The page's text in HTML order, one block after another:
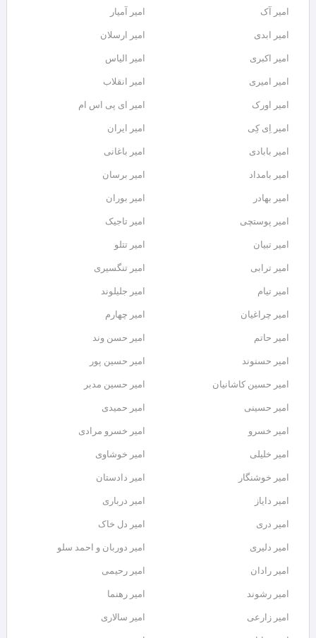
امیر آک امیر آمیار
امیر ابدی امیر ارسلان
امیر اکبری امیر الیاس
امیر امیری امیر انقلاب
امیر اورک امیر ای پی اس ام
امیر اِی کِی امیر ایران
امیر بابادی امیر باغانی
امیر بامداد امیر برسان
امیر بهادر امیر بوران
امیر پوستچی امیر تاجیک
امیر تبیان امیر تتلو
امیر ترابی امیر تنگسیری
امیر تیام امیر جلیلوند
امیر چراغیان امیر چهارم
امیر حاتم امیر حسن وند
امیر حسنوند امیر حسین پور
امیر حسین کاشانیان امیر حسین مدبر
امیر حسینی امیر حمیدی
امیر خسرو امیر خسرو مرادی
امیر خلیلی امیر خوشاوی
امیر خوشنگار امیر دادستان
امیر دایاز امیر درباری
امیر دری امیر دل خاک
امیر دلیری امیر دوربان و احمد سلو
امیر رادان امیر رحیمی
امیر رشوند امیر رهنما
امیر زارعی امیر سالاری